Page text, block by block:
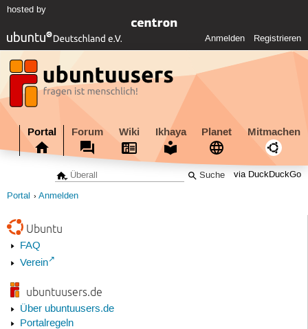
hosted by
Anmelden Registrieren
Portal Forum Wiki Ikhaya Planet Mitmachen
via DuckDuckGo
Portal Anmelden
Ubuntu
FAQ
Verein
ubuntuusers.de
Über ubuntuusers.de
Portalregeln